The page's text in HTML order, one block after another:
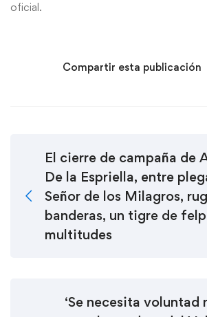
oficial.
Compartir esta publicación
El cierre de campaña de
De la Espriella, entre
Señor de los Milagros,
banderas, un tigre de
multitudes
‘Se necesita voluntad